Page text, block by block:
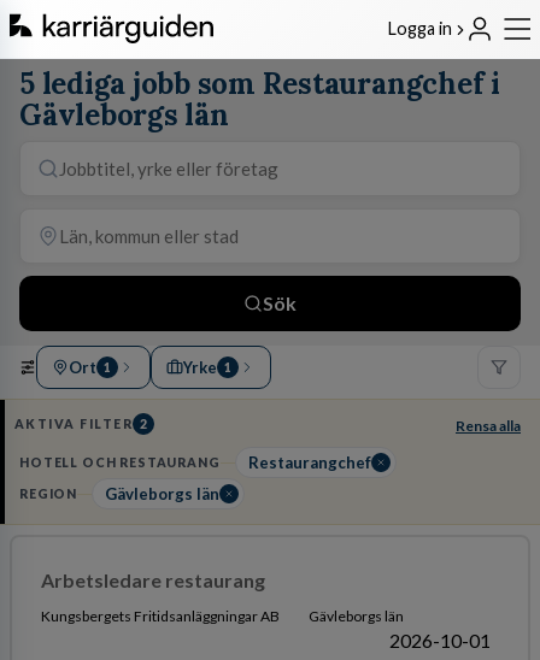
Logga in
5 lediga jobb som Restaurangchef i
Gävleborgs län
Sök
Ort 1 Yrke 1
AKTIVA FILTER 2 Rensa alla
HOTELL OCH RESTAURANG Restaurangchef
REGION Gävleborgs län
Arbetsledare restaurang
Kungsbergets Fritidsanläggningar AB Gävleborgs län
2026-10-01